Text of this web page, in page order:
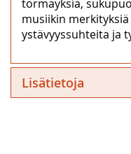
törmäyksiä,
musiikin
ystävyyssuhteita ja
Lisätietoja